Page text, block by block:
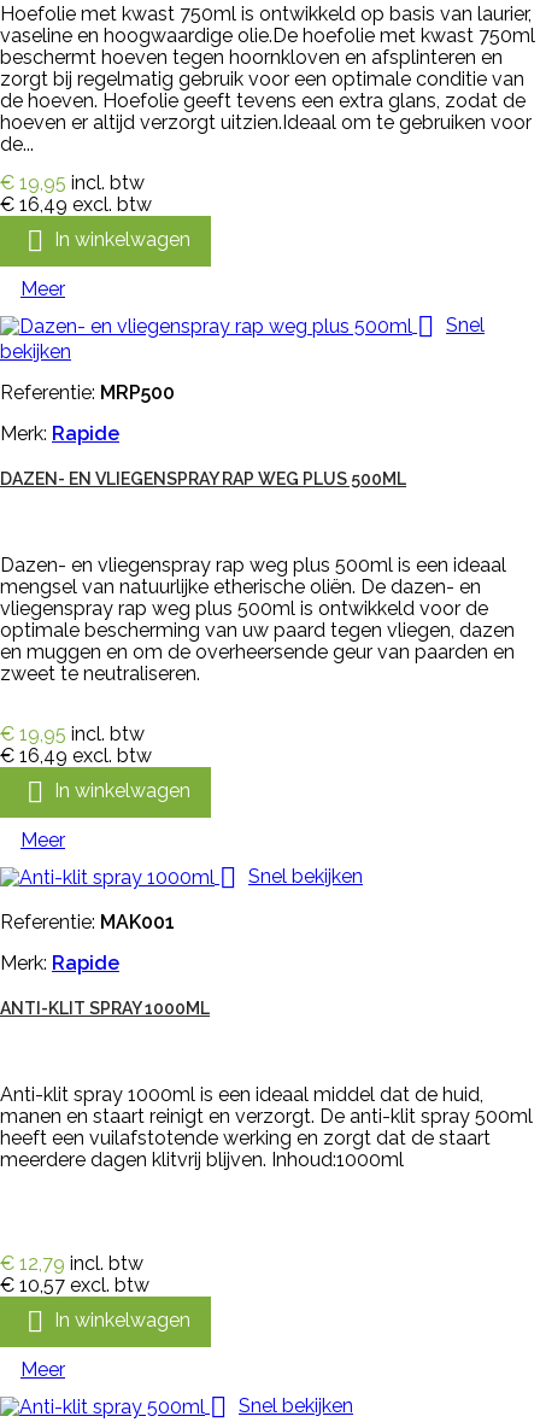
Hoefolie met kwast 750ml is ontwikkeld op basis van laurier,
vaseline en hoogwaardige olie.De hoefolie met kwast 750ml
beschermt hoeven tegen hoornkloven en afsplinteren en
zorgt bij regelmatig gebruik voor een optimale conditie van
de hoeven. Hoefolie geeft tevens een extra glans, zodat de
hoeven er altijd verzorgt uitzien.Ideaal om te gebruiken voor
de...
€ 19,95 incl. btw
€ 16,49 excl. btw
 In winkelwagen
Meer
 Snel
bekijken
Referentie: MRP500
Merk: Rapide
DAZEN- EN VLIEGENSPRAY RAP WEG PLUS 500ML
Dazen- en vliegenspray rap weg plus 500ml is een ideaal
mengsel van natuurlijke etherische oliën. De dazen- en
vliegenspray rap weg plus 500ml is ontwikkeld voor de
optimale bescherming van uw paard tegen vliegen, dazen
en muggen en om de overheersende geur van paarden en
zweet te neutraliseren.
€ 19,95 incl. btw
€ 16,49 excl. btw
 In winkelwagen
Meer
 Snel bekijken
Referentie: MAK001
Merk: Rapide
ANTI-KLIT SPRAY 1000ML
Anti-klit spray 1000ml is een ideaal middel dat de huid,
manen en staart reinigt en verzorgt. De anti-klit spray 500ml
heeft een vuilafstotende werking en zorgt dat de staart
meerdere dagen klitvrij blijven. Inhoud:1000ml
€ 12,79 incl. btw
€ 10,57 excl. btw
 In winkelwagen
Meer
 Snel bekijken